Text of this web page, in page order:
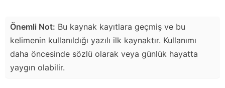
Önemli Not: Bu kaynak kayıtlara geçmiş ve bu
kelimenin kullanıldığı yazılı ilk kaynaktır. Kullanımı
daha öncesinde sözlü olarak veya günlük hayatta
yaygın olabilir.